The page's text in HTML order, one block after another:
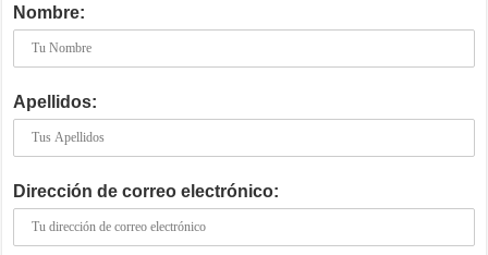
Nombre:
Apellidos:
Dirección de correo electrónico: